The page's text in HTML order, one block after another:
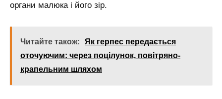
органи малюка і його зір.
Читайте також:
Як герпес передається
оточуючим: через поцілунок, повітряно-
крапельним шляхом